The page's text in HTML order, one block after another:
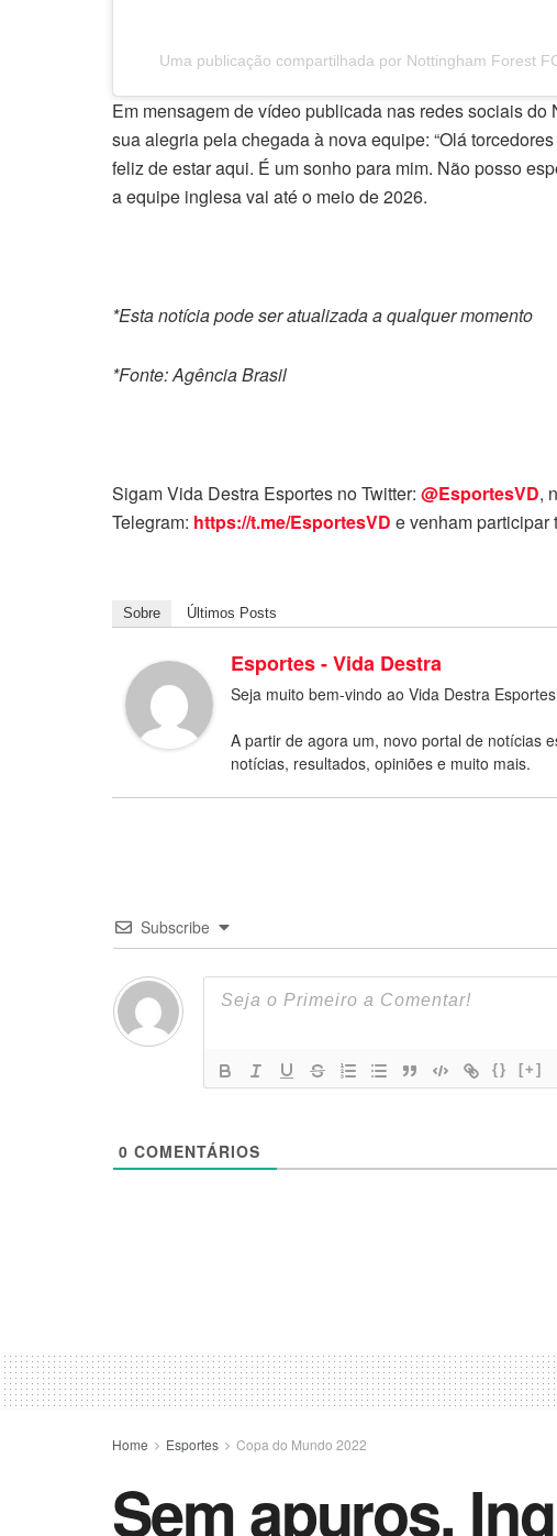
Uma publicação compartilhada por Nottingham Forest
Em mensagem de vídeo publicada nas redes sociais
sua alegria pela chegada à nova equipe: “Olá
feliz de estar aqui. É um sonho para mim. Não posso
a equipe inglesa vai até o meio de 2026.
*Esta notícia pode ser atualizada a qualquer momento
*Fonte: Agência Brasil
Sigam Vida Destra Esportes no Twitter: @EsportesVD,
Telegram: https://t.me/EsportesVD e venham participar
Sobre Últimos Posts
Esportes - Vida Destra
Seja muito bem-vindo ao Vida Destra
A partir de agora um, novo portal de notícias
notícias, resultados, opiniões e muito mais.
Subscribe
{} [+]
0 COMENTÁRIOS
Home Esportes Copa do Mundo 2022
Sem apuros,